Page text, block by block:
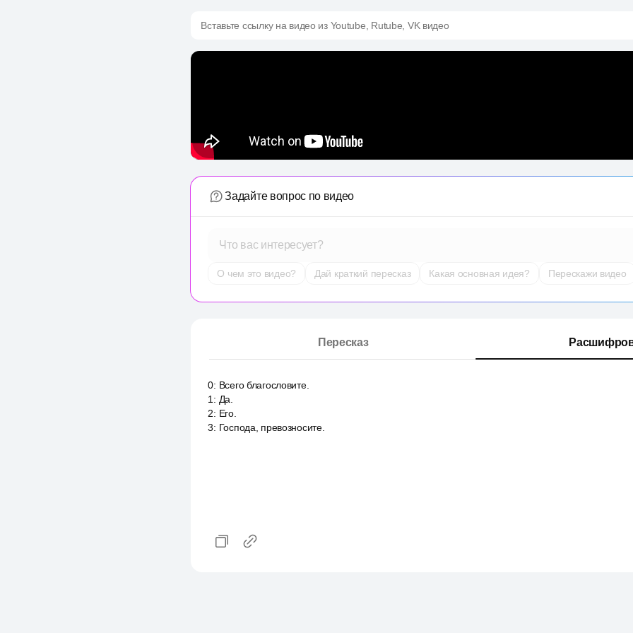
Вставьте ссылку на видео из Youtube, Rutube, VK видео
Задайте вопрос по видео
Что вас интересует?
О чем это видео? Дай краткий пересказ Какая основная идея? Перескажи видео
Пересказ
0: Всего благословите.
1 : Да.
2: Его.
3: Господа, превозносите.